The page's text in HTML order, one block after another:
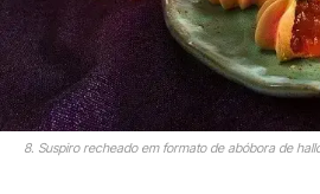
8. Suspiro recheado em formato de abóbora de